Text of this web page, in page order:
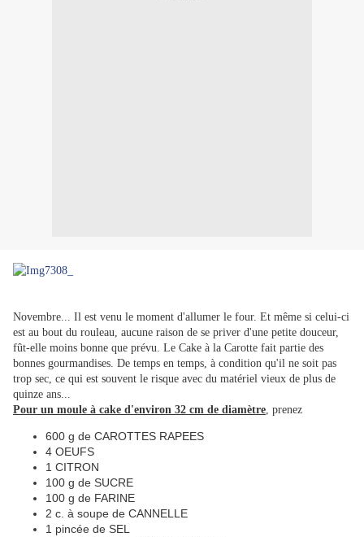
Novembre... Il est venu le moment d'allumer le four. Et même si celui-ci
est au bout du rouleau, aucune raison de se priver d'une petite douceur,
fût-elle moins bonne que prévu. Le Cake à la Carotte fait partie des
bonnes gourmandises. De temps en temps, à condition qu'il ne soit pas
trop sec, ce qui est souvent le risque avec du matériel vieux de plus de
quinze ans...
Pour un moule à cake d'environ 32 cm de diamètre, prenez
600 g de CAROTTES RAPEES
4 OEUFS
1 CITRON
100 g de SUCRE
100 g de FARINE
2 c. à soupe de CANNELLE
1 pincée de SEL